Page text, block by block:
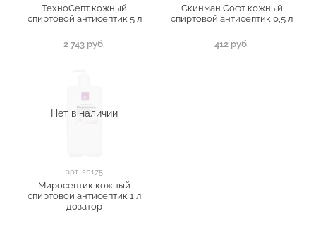
ТехноСепт кожный
спиртовой антисептик 5 л
2 743 руб.
Скинман Софт кожный
спиртовой антисептик 0,5 л
412 руб.
Нет в наличии
арт. 20175
Миросептик кожный
спиртовой антисептик 1 л
дозатор